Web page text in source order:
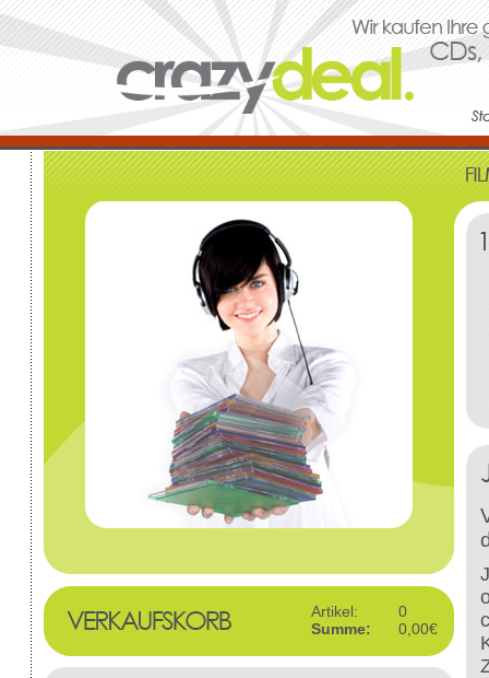
Artikel:
0
Summe:
0,00€